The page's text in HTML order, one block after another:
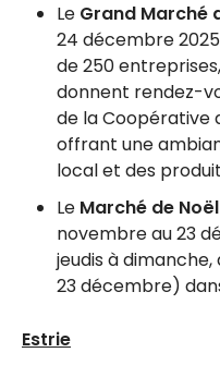
Le Grand Marché
24 décembre
de 250
donnent rendez-
de la Coopérative
offrant une
local et des
Le Marché de
novembre au 23
jeudis à
23 décembre)
Estrie